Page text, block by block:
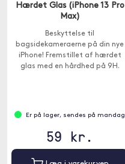
Hærdet Glas (iPhone 13 Pro
Max)
Beskyttelse til
bagsidekameraerne på din nye
iPhone! Fremstillet af hærdet
glas med en hårdhed på 9H.
Er på lager, sendes på mandag
59 kr.